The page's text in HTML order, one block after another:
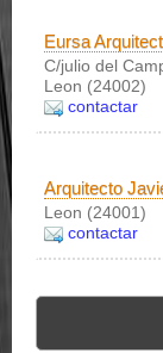
Eursa
C/julio del
Leon (24002)
contactar
Arquitecto
Leon (24001)
contactar